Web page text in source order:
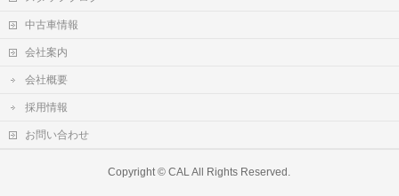
中古車情報
会社案内
会社概要
採用情報
お問い合わせ
Copyright ©CALAll Rights Reserved.